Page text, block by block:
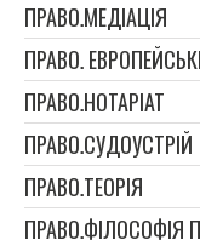
ПРАВО.МЕДІАЦІЯ
ПРАВО.
ПРАВО.НОТАРІАТ
ПРАВО.СУДОУСТРІЙ
ПРАВО.ТЕОРІЯ
ПРАВО.ФІЛОСОФІЯ